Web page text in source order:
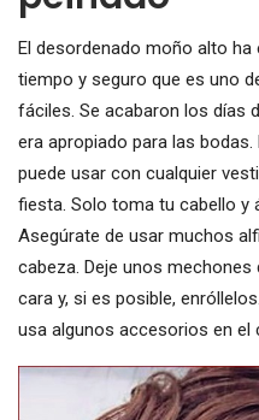
El desordenado moño alto
tiempo y seguro que es uno
fáciles. Se acabaron los días
era apropiado para las
puede usar con cualquier
fiesta. Solo toma tu cabello y
Asegúrate de usar muchos
cabeza. Deje unos
cara y, si es posible,
usa algunos accesorios en el